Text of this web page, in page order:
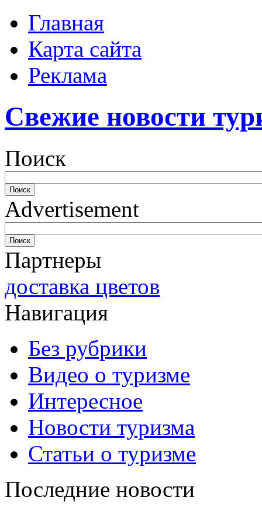
Главная
Карта сайта
Реклама
Свежие новости
Поиск
Advertisement
Партнеры
доставка цветов
Навигация
Без рубрики
Видео о туризме
Интересное
Новости туризма
Статьи о туризме
Последние новости